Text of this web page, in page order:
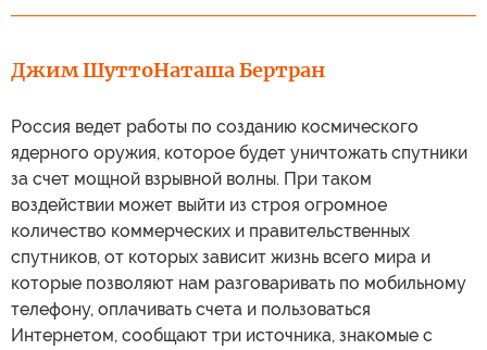
Джим ШуттоНаташа Бертран
Россия ведет работы по созданию космического
ядерного оружия, которое будет уничтожать спутники
за счет мощной взрывной волны. При таком
воздействии может выйти из строя огромное
количество коммерческих и правительственных
спутников, от которых зависит жизнь всего мира и
которые позволяют нам разговаривать по мобильному
телефону, оплачивать счета и пользоваться
Интернетом, сообщают три источника, знакомые с